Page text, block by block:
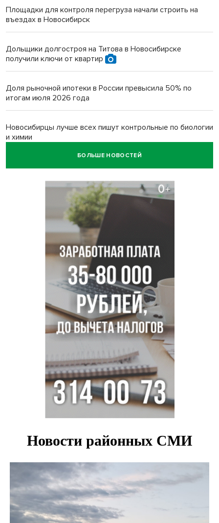
Площадки для контроля перегруза начали строить на
въездах в Новосибирск
Дольщики долгостроя на Титова в Новосибирске
получили ключи от квартир
Доля рыночной ипотеки в России превысила 50% по
итогам июля 2026 года
Новосибирцы лучше всех пишут контрольные по биологии
и химии
Нейросеть для диагностики депрессии в крови создали в
Двум бойцам СВО после минно-взрывной травмы
«оживили» нервы в Новосибирске
Персидский ковер «108 шахов» впервые вывезли из музея
Востока в Новосибирск
Актриса из Новосибирска Евгения Туркова сыграла мать
в сериале «Малой»
БОЛЬШЕ НОВОСТЕЙ